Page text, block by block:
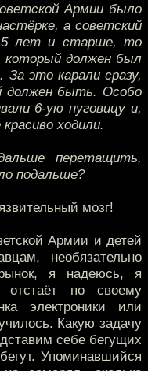
Армии было
а советский
лет и старше, то
который должен был
это карали сразу,
должен быть. Особо
6-ую пуговицу и,
ходили.
перетащить,
подальше?
мозг!
Армии и детей
необязательно
я надеюсь, я
отстаёт по своему
электроники или
Какую задачу
себе бегущих
Упоминавшийся